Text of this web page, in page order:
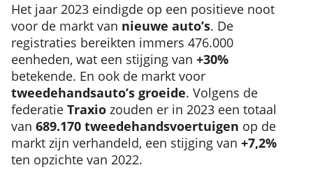
Het jaar 2023 eindigde op een positieve noot
voor de markt van nieuwe auto’s. De
registraties bereikten immers 476.000
eenheden, wat een stijging van +30%
betekende. En ook de markt voor
tweedehandsauto’s groeide. Volgens de
federatie Traxio zouden er in 2023 een totaal
van 689.170 tweedehandsvoertuigen op de
markt zijn verhandeld, een stijging van +7,2%
ten opzichte van 2022.